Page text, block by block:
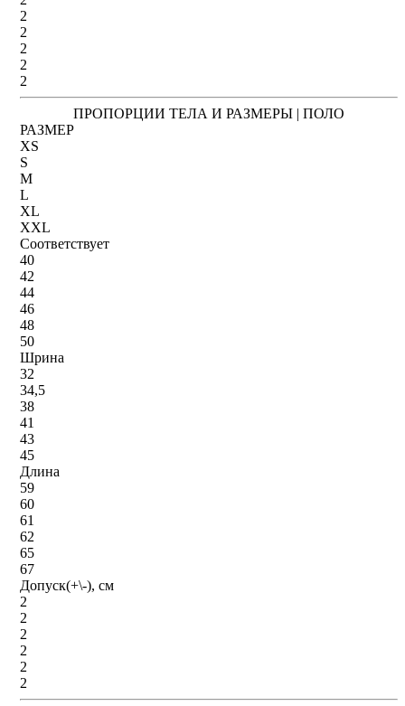
2
2
2
2
2
ПРОПОРЦИИ ТЕЛА И РАЗМЕРЫ | ПОЛО
РАЗМЕР
XS
S
M
L
XL
XXL
Соответствует
40
42
44
46
48
50
Шрина
32
34,5
38
41
43
45
Длина
59
60
61
62
65
67
Допуск(+\-), см
2
2
2
2
2
2